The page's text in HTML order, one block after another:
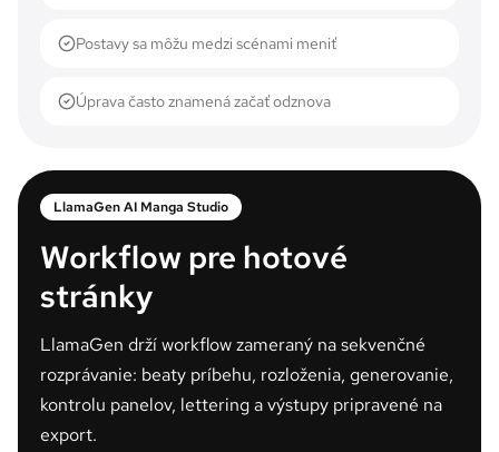
Postavy sa môžu medzi scénami meniť
Úprava často znamená začať odznova
LlamaGen AI Manga Studio
Workflow pre hotové
stránky
LlamaGen drží workflow zameraný na sekvenčné
rozprávanie: beaty príbehu, rozloženia, generovanie,
kontrolu panelov, lettering a výstupy pripravené na
export.